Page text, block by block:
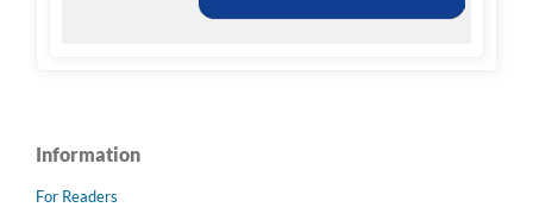
Information
For Readers